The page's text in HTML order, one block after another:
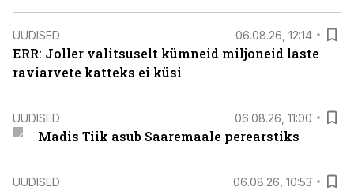
UUDISED 06.08.26, 12:14
ERR: Joller valitsuselt kümneid miljoneid laste
raviarvete katteks ei küsi
UUDISED 06.08.26, 11:00
Madis Tiik asub Saaremaale perearstiks
UUDISED 06.08.26, 10:53